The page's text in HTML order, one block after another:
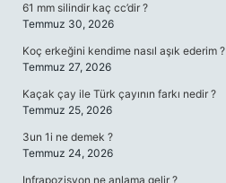
61 mm silindir kaç cc’dir ?
Temmuz 30, 2026
Koç erkeğini kendime nasıl aşık ederim ?
Temmuz 27, 2026
Kaçak çay ile Türk çayının farkı nedir ?
Temmuz 25, 2026
3un 1i ne demek ?
Temmuz 24, 2026
Infrapozisyon ne anlama gelir ?